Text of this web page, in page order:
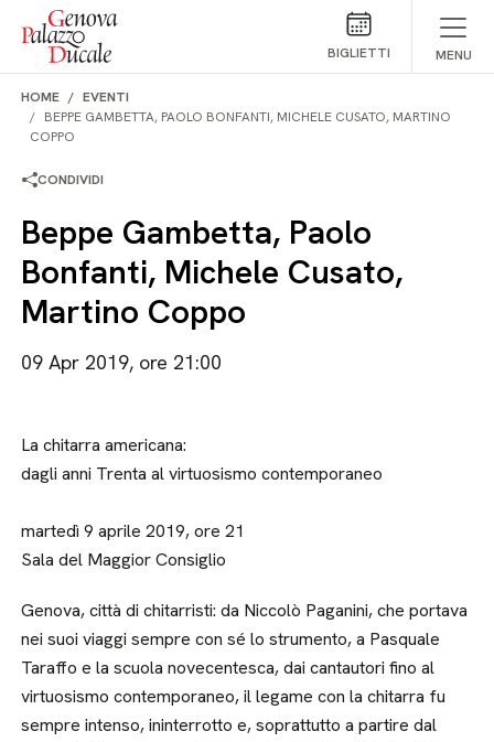
Salta al contenuto
BIGLIETTI MENU
HOME
EVENTI
BEPPE GAMBETTA, PAOLO BONFANTI, MICHELE CUSATO, MARTINO
COPPO
CONDIVIDI
Beppe Gambetta, Paolo
Bonfanti, Michele Cusato,
Martino Coppo
09 Apr 2019, ore 21:00
La chitarra americana:
dagli anni Trenta al virtuosismo contemporaneo
martedì 9 aprile 2019, ore 21
Sala del Maggior Consiglio
Genova, città di chitarristi: da Niccolò Paganini, che portava
nei suoi viaggi sempre con sé lo strumento, a Pasquale
Taraffo e la scuola novecentesca, dai cantautori fino al
virtuosismo contemporaneo, il legame con la chitarra fu
sempre intenso, ininterrotto e, soprattutto a partire dal